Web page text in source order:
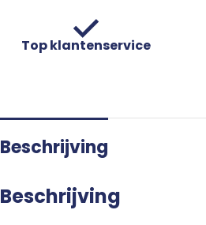
Top klantenservice
Beschrijving
Beschrijving